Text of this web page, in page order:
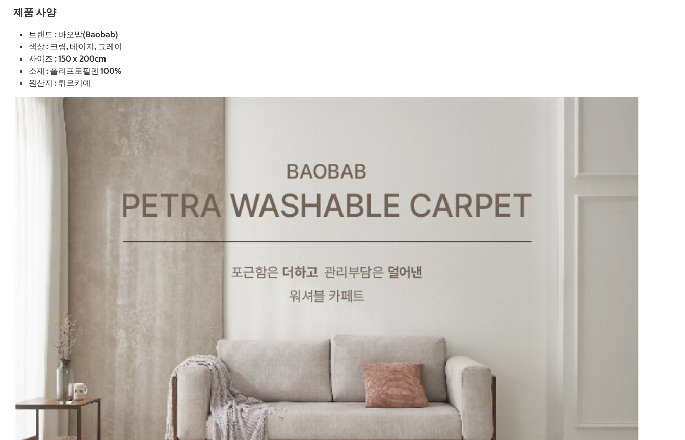
제품 사양
브랜드 : 바오밥(Baobab)
색상 : 크림, 베이지, 그레이
사이즈 : 150 x 200cm
소재 : 폴리프로필렌 100%
원산지 : 튀르키예